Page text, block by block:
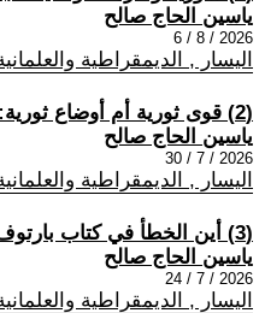
ياسين الحاج صالح
2026 / 8 / 6
اليسار , الديمقراطية
(2) قوى ثورية أم أوضاع ثورية: كيف تحدث الثورة؟
ياسين الحاج صالح
2026 / 7 / 30
اليسار , الديمقراطية
(3) أين الخطأ في كتاب بارتوف: -إسرائيل، أين الخطأ؟-؟
ياسين الحاج صالح
2026 / 7 / 24
اليسار , الديمقراطية